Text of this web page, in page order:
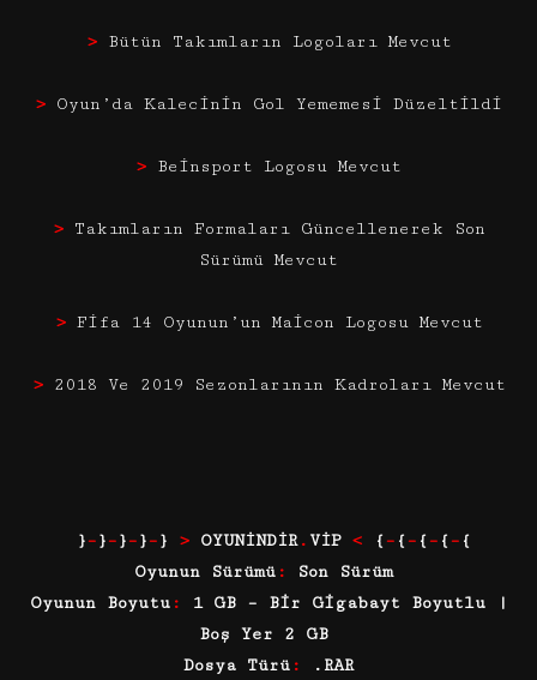
>Bütün Takımların Logoları Mevcut
> Oyun’da Kalecinin Gol Yememesi Düzeltildi
> Beinsport Logosu Mevcut
> Takımların Formaları Güncellenerek Son
Sürümü Mevcut
> Fifa 14 Oyunun’un Maicon Logosu Mevcut
> 2018 Ve 2019 Sezonlarının Kadroları Mevcut
}–}–}–}–} > OYUNİNDİR. VİP < {– {– {– {– {
Oyunun Sürümü:
Son Sürüm
Oyunun Boyutu :
1 GB – Bir Gigabayt Boyutlu |
Boş Yer 2 GB
Dosya Türü :
.RAR